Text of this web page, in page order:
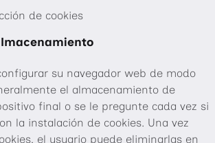
de cookies
su navegador web de modo
el almacenamiento de
final o se le pregunte cada vez si
la instalación de cookies. Una vez
el usuario puede eliminarlas en